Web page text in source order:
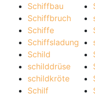
Schiffbau
Schiffbruch
Schiffe
Schiffsladung
Schild
schilddrüse
schildkröte
Schilf